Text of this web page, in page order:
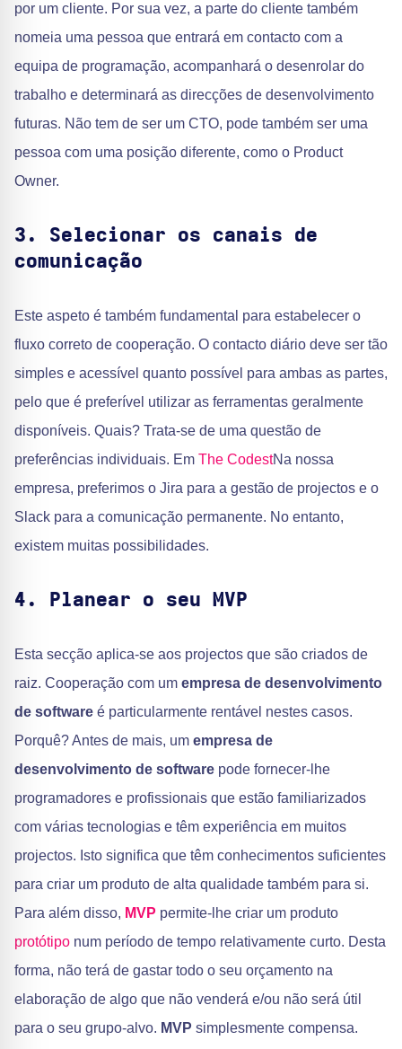
por um cliente. Por sua vez, a parte do cliente também
nomeia uma pessoa que entrará em contacto com a
equipa de programação, acompanhará o desenrolar do
trabalho e determinará as direcções de desenvolvimento
futuras. Não tem de ser um CTO, pode também ser uma
pessoa com uma posição diferente, como o Product
Owner.
3. Selecionar os canais de
comunicação
Este aspeto é também fundamental para estabelecer o
fluxo correto de cooperação. O contacto diário deve ser tão
simples e acessível quanto possível para ambas as partes,
pelo que é preferível utilizar as ferramentas geralmente
disponíveis. Quais? Trata-se de uma questão de
preferências individuais. Em The CodestNa nossa
empresa, preferimos o Jira para a gestão de projectos e o
Slack para a comunicação permanente. No entanto,
existem muitas possibilidades.
4. Planear o seu MVP
Esta secção aplica-se aos projectos que são criados de
raiz. Cooperação com um empresa de desenvolvimento
de software é particularmente rentável nestes casos.
Porquê? Antes de mais, um empresa de
desenvolvimento de software pode fornecer-lhe
programadores e profissionais que estão familiarizados
com várias tecnologias e têm experiência em muitos
projectos. Isto significa que têm conhecimentos suficientes
para criar um produto de alta qualidade também para si.
Para além disso, MVP permite-lhe criar um produto
protótipo num período de tempo relativamente curto. Desta
forma, não terá de gastar todo o seu orçamento na
elaboração de algo que não venderá e/ou não será útil
para o seu grupo-alvo. MVP simplesmente compensa.